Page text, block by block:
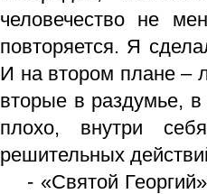
человечество не
повторяется. Я
И на втором плане –
вторые в раздумье, в
плохо, внутри
решительных
- «Святой